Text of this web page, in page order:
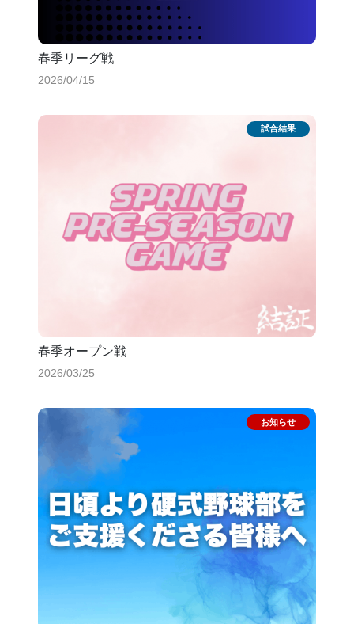
春季リーグ戦
2026/04/15
春季オープン戦
2026/03/25